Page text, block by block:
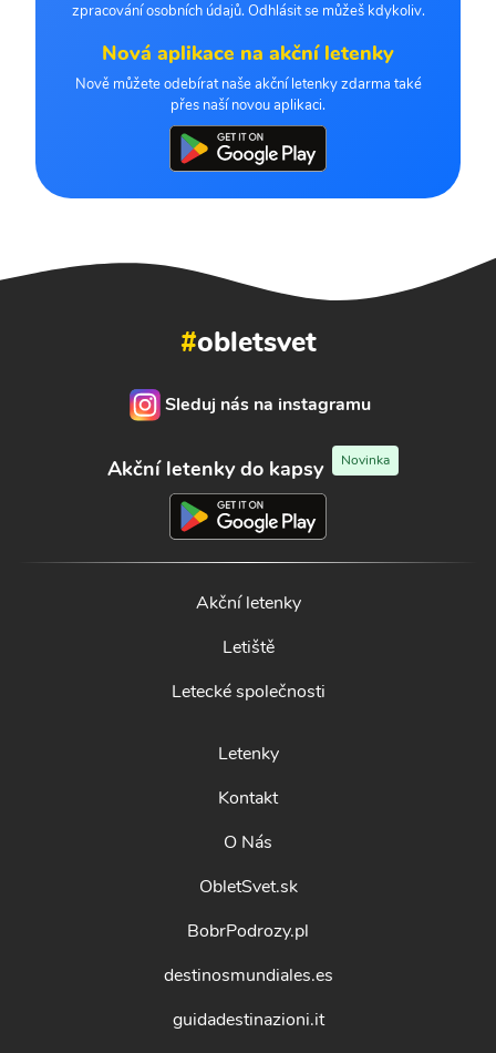
zpracování osobních údajů. Odhlásit se můžeš kdykoliv.
Nová aplikace na akční letenky
Nově můžete odebírat naše akční letenky zdarma také
přes naší novou aplikaci.
#obletsvet
Sleduj nás na instagramu
Akční letenky do kapsy Novinka
Akční letenky
Letiště
Letecké společnosti
Letenky
Kontakt
O Nás
ObletSvet.sk
BobrPodrozy.pl
destinosmundiales.es
guidadestinazioni.it